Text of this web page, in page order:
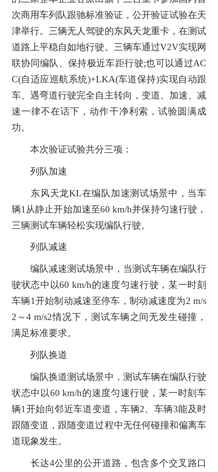
次商用车列队跟驰标准验证，公开验证试验在天
津举行。三辆无人驾驶的东风天龙重卡，在测试
道路上平稳自如地行驶。三辆车通过V2V实现网
联协同编队、保持极近车距行驶;也可以通过AC
C(自适应巡航系统)+LKA(车道保持)实现自动跟
车、遇弯道行驶完全自主转向，变道、加速、减
速一律不在话下，动作干净利索，试验圆满成
功。
本次验证试验共分三项：
列队加速
东风天龙KL在编队加速测试场景中，当车
辆1从静止开始加速至60 km/h并保持匀速行驶，
三辆测试车辆轻松实现编队行驶。
列队减速
编队减速测试场景中，当测试车辆在编队行
驶状态中以60 km/h的速度匀速行驶，某一时刻
车辆1开始制动减速至停车，制动减速度为2 m/s
2～4 m/s2情况下，测试车辆之间无发生碰撞，
满足标准要求。
列队换道
编队换道测试场景中，测试车辆在编队行驶
状态中以60 km/h的速度匀速行驶，某一时刻车
辆1开始向邻近车道变道，车辆2、车辆3能及时
跟随变道，跟随变道过程中无任何碰撞和偏离车
道现象发生。
长达4公里的公开道路，包含多个交叉路口